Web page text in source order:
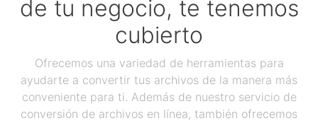
de tu negocio, te tenemos
cubierto
Ofrecemos una variedad de herramientas para
ayudarte a convertir tus archivos de la manera más
conveniente para ti. Además de nuestro servicio de
conversión de archivos en línea, también ofrecemos